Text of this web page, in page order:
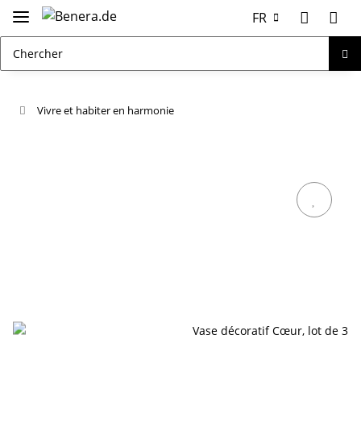
FR
Vivre et habiter en harmonie